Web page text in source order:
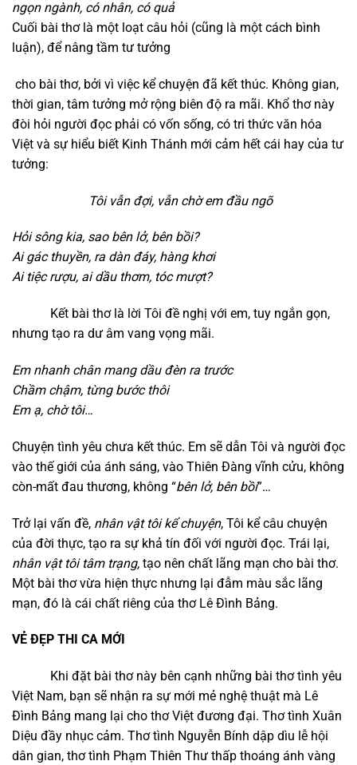
ngọn ngành, có nhân, có quả
Cuối bài thơ là một loạt câu hỏi (cũng là một cách bình
luận), để nâng tầm tư tưởng
cho bài thơ, bởi vì việc kể chuyện đã kết thúc. Không gian,
thời gian, tâm tưởng mở rộng biên độ ra mãi. Khổ thơ này
đòi hỏi người đọc phải có vốn sống, có tri thức văn hóa
Việt và sự hiểu biết Kinh Thánh mới cảm hết cái hay của tư
tưởng:
Tôi vẫn đợi, vẫn chờ em đầu ngõ
Hỏi sông kia, sao bên lở, bên bồi?
Ai gác thuyền, ra dàn đáy, hàng khơi
Ai tiệc rượu, ai dầu thơm, tóc mượt?
Kết bài thơ là lời Tôi đề nghị với em, tuy ngắn gọn,
nhưng tạo ra dư âm vang vọng mãi.
Em nhanh chân mang dầu đèn ra trước
Chầmchậm, từng bước thôi
Em ạ, chờ tôi…
Chuyện tình yêu chưa kết thúc. Em sẽ dẫn Tôi và người đọc
vào thế giới của ánh sáng, vào Thiên Đàng vĩnh cửu, không
còn-mất đau thương, không “bên lở, bên bồi”…
Trở lại vấn đề, nhân vật tôi kể chuyện, Tôi kể câu chuyện
của đời thực, tạo ra sự khả tín đối với người đọc. Trái lại,
nhân vật tôi tâm trạng, tạo nên chất lãng mạn cho bài thơ.
Một bài thơ vừa hiện thực nhưng lại đẫm màu sắc lãng
mạn, đó là cái chất riêng của thơ Lê Đình Bảng.
VẺ ĐẸP THI CA MỚI
Khi đặt bài thơ này bên cạnh những bài thơ tình yêu
Việt Nam, bạn sẽ nhận ra sự mới mẻ nghệ thuật mà Lê
Đình Bảng mang lại cho thơ Việt đương đại. Thơ tình Xuân
Diệu đầy nhục cảm. Thơ tình Nguyễn Bính dập dìu lễ hội
dân gian, thơ tình Phạm Thiên Thư thấp thoáng ánh vàng